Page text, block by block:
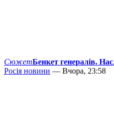
СюжетБенкет генералів.
Росія новини — Вчора, 23:58